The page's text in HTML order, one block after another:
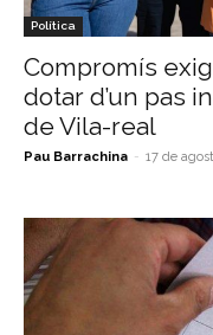
Política
Compromís
dotar d’un pas
de Vila-real
Pau Barrachina - 17 de